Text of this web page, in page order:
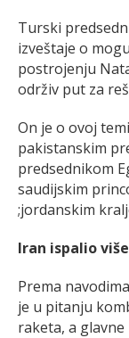
Turski
izveštaje o
postrojenju
održiv put za
On je o ovoj
pakistanskim
predsednikom
saudijskim
;jordanskim
Iran ispalio
Prema
je u pitanju
raketa, a glavne